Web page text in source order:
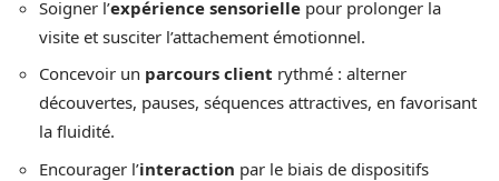
Soigner l’expérience sensorielle pour prolonger la
visite et susciter l’attachement émotionnel.
Concevoir un parcours client rythmé : alterner
découvertes, pauses, séquences attractives, en favorisant
la fluidité.
Encourager l’interaction par le biais de dispositifs